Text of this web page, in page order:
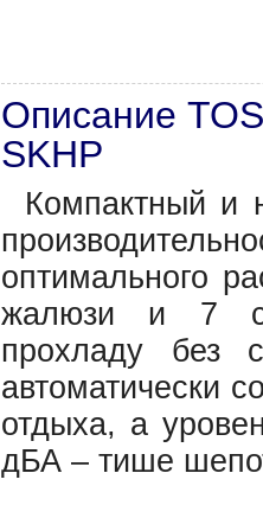
Описание
SKHP
Компактный и
оптимального
жалюзи и 7
прохладу без
автоматически
отдыха, а
дБА – тише